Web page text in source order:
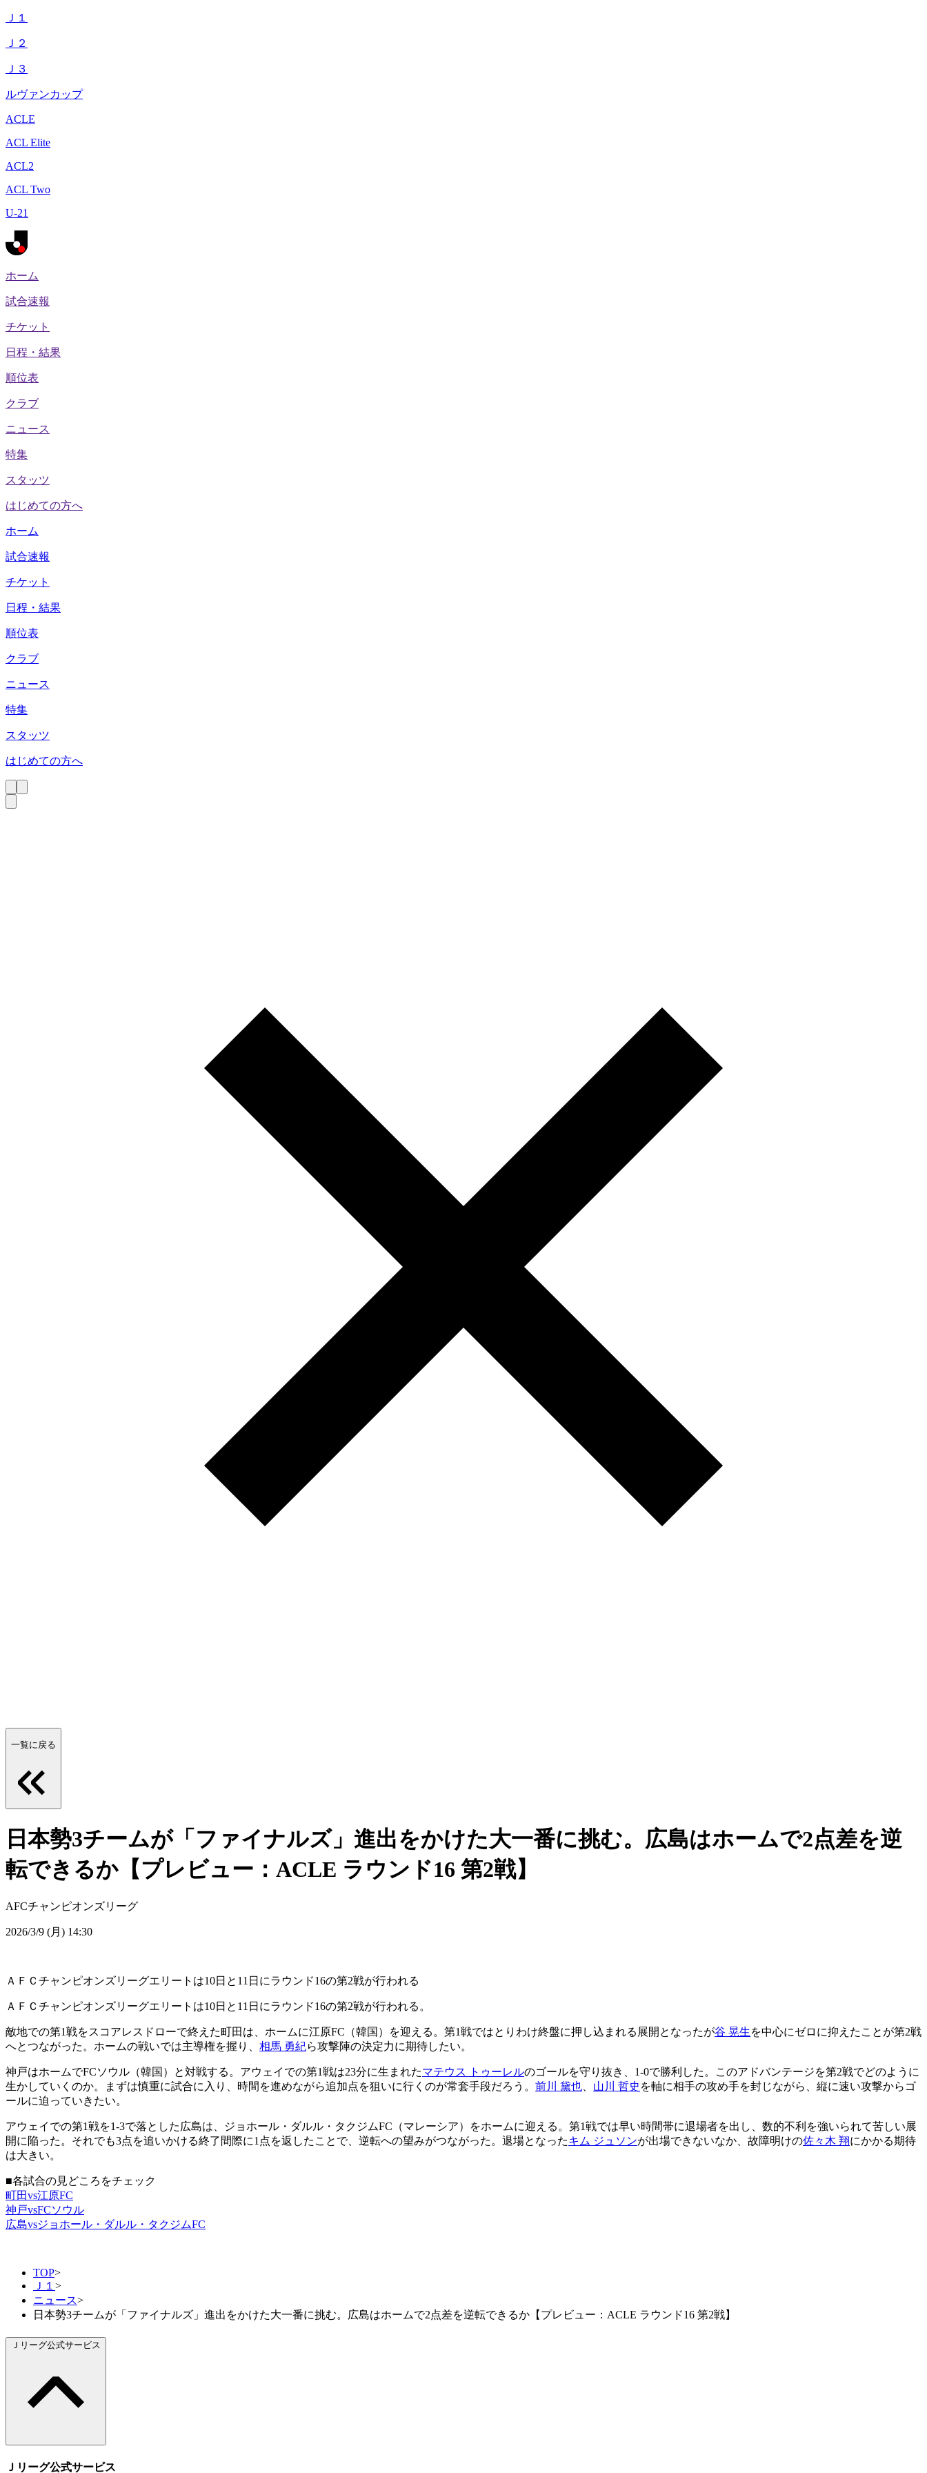
Ｊ１
Ｊ２
Ｊ３
ルヴァンカップ
ACLE
ACL Elite
ACL2
ACL Two
U-21
ホーム
試合速報
チケット
日程・結果
順位表
クラブ
ニュース
特集
スタッツ
はじめての方へ
ホーム
試合速報
チケット
日程・結果
順位表
クラブ
ニュース
特集
スタッツ
はじめての方へ
一覧に戻る
日本勢3チームが「ファイナルズ」進出をかけた大一番に挑む。広島はホームで2点差を逆
転できるか【プレビュー：ACLE ラウンド16 第2戦】
AFCチャンピオンズリーグ
2026/3/9 (月) 14:30
ＡＦＣチャンピオンズリーグエリートは10日と11日にラウンド16の第2戦が行われる
ＡＦＣチャンピオンズリーグエリートは10日と11日にラウンド16の第2戦が行われる。
敵地での第1戦をスコアレスドローで終えた町田は、ホームに江原FC（韓国）を迎える。第1戦ではとりわけ終盤に押し込まれる展開となったが谷 晃生を中心にゼロに抑えたことが第2戦
へとつながった。ホームの戦いでは主導権を握り、 相馬 勇紀ら攻撃陣の決定力に期待したい。
神戸はホームでFCソウル（韓国）と対戦する。アウェイでの第1戦は23分に生まれたマテウス トゥーレルのゴールを守り抜き、1-0で勝利した。このアドバンテージを第2戦でどのように
生かしていくのか。まずは慎重に試合に入り、時間を進めながら追加点を狙いに行くのが常套手段だろう。 前川 黛也 山川 哲史 を軸に相手の攻め手を封じながら、縦に速い攻撃からゴ
ールに迫っていきたい。
アウェイでの第1戦を1-3で落とした広島は、ジョホール・ダルル・タクジムFC（マレーシア）をホームに迎える。第1戦では早い時間帯に退場者を出し、数的不利を強いられて苦しい展
開に陥った。それでも3点を追いかける終了間際に1点を返したことで、逆転への望みがつながった。退場となったキム ジュソンが出場できないなか、故障明けの佐々木 翔にかかる期待
は大きい。
■各試合の見どころをチェック
町田vs江原FC
神戸vsFCソウル
広島vsジョホール・ダルル・タクジムFC
TOP>
Ｊ１ >
ニュース>
日本勢3チームが「ファイナルズ」進出をかけた大一番に挑む。広島はホームで2点差を逆転できるか【プレビュー：ACLE ラウンド16 第2戦】
Ｊリーグ公式サービス
Ｊリーグ公式サービス